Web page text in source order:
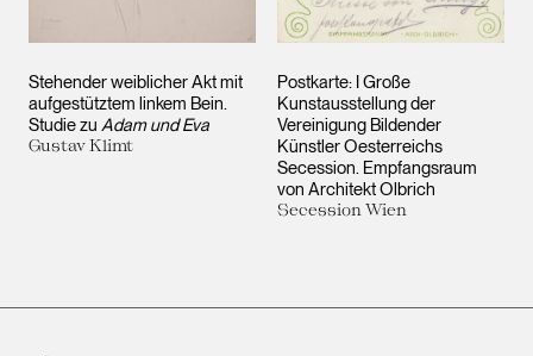
Stehender weiblicher Akt mit
aufgestütztem linkem Bein.
Studie zu Adam und Eva
Gustav Klimt
Postkarte: I Große
Kunstausstellung der
Vereinigung Bildender
Künstler Oesterreichs
Secession. Empfangsraum
von Architekt Olbrich
Secession Wien